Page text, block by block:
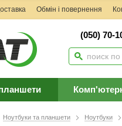
Обмін і повернення
(050) 70-
Ноутбуки та планшети Ноутбуки